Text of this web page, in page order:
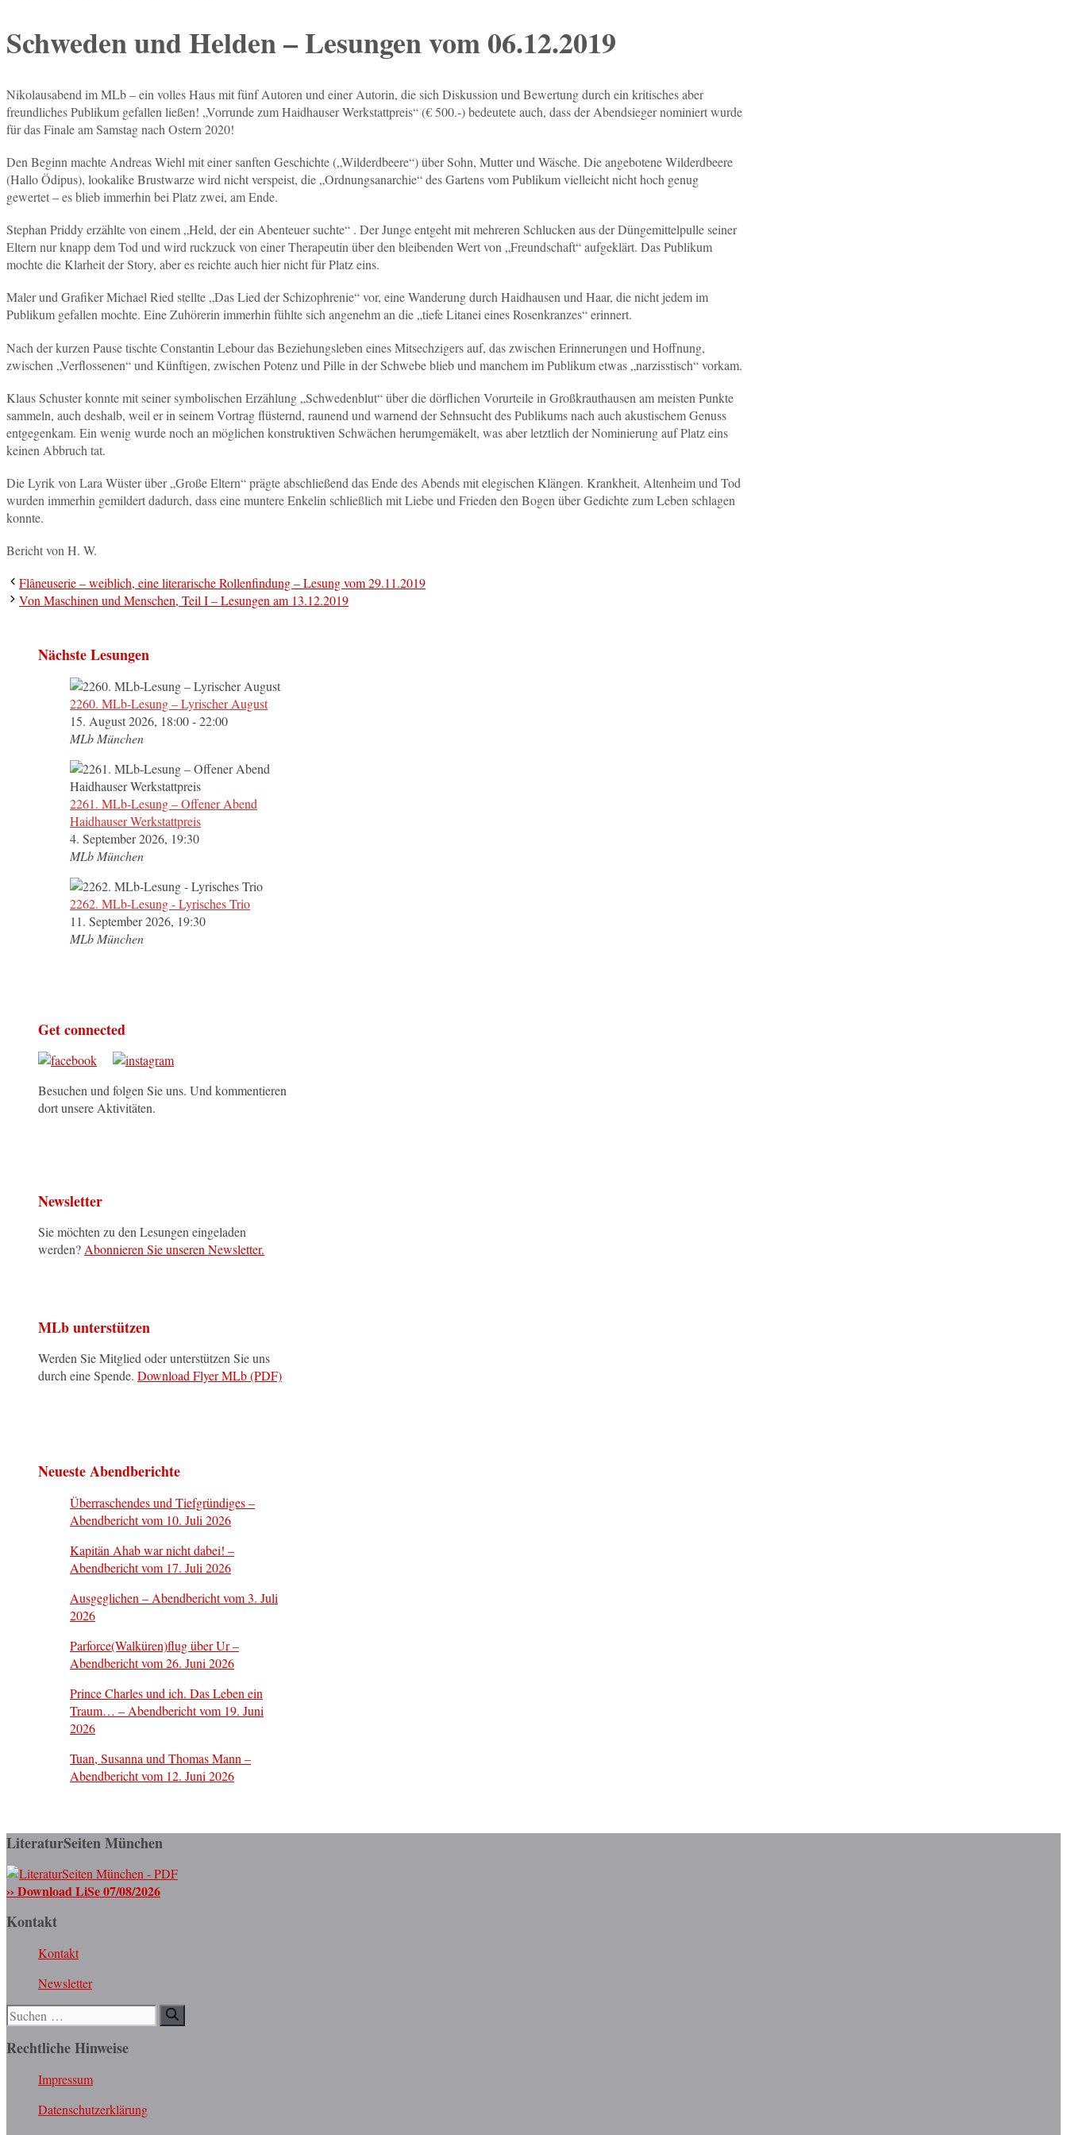
Schweden und Helden – Lesungen vom 06.12.2019
Nikolausabend im MLb – ein volles Haus mit fünf Autoren und einer Autorin, die sich Diskussion und Bewertung durch ein kritisches aber
freundliches Publikum gefallen ließen! „Vorrunde zum Haidhauser Werkstattpreis“ (€ 500.-) bedeutete auch, dass der Abendsieger nominiert wurde
für das Finale am Samstag nach Ostern 2020!
Den Beginn machte Andreas Wiehl mit einer sanften Geschichte („Wilderdbeere“) über Sohn, Mutter und Wäsche. Die angebotene Wilderdbeere
(Hallo Ödipus), lookalike Brustwarze wird nicht verspeist, die „Ordnungsanarchie“ des Gartens vom Publikum vielleicht nicht hoch genug
gewertet – es blieb immerhin bei Platz zwei, am Ende.
Stephan Priddy erzählte von einem „Held, der ein Abenteuer suchte“ . Der Junge entgeht mit mehreren Schlucken aus der Düngemittelpulle seiner
Eltern nur knapp dem Tod und wird ruckzuck von einer Therapeutin über den bleibenden Wert von „Freundschaft“ aufgeklärt. Das Publikum
mochte die Klarheit der Story, aber es reichte auch hier nicht für Platz eins.
Maler und Grafiker Michael Ried stellte „Das Lied der Schizophrenie“ vor, eine Wanderung durch Haidhausen und Haar, die nicht jedem im
Publikum gefallen mochte. Eine Zuhörerin immerhin fühlte sich angenehm an die „tiefe Litanei eines Rosenkranzes“ erinnert.
Nach der kurzen Pause tischte Constantin Lebour das Beziehungsleben eines Mitsechzigers auf, das zwischen Erinnerungen und Hoffnung,
zwischen „Verflossenen“ und Künftigen, zwischen Potenz und Pille in der Schwebe blieb und manchem im Publikum etwas „narzisstisch“ vorkam.
Klaus Schuster konnte mit seiner symbolischen Erzählung „Schwedenblut“ über die dörflichen Vorurteile in Großkrauthausen am meisten Punkte
sammeln, auch deshalb, weil er in seinem Vortrag flüsternd, raunend und warnend der Sehnsucht des Publikums nach auch akustischem Genuss
entgegenkam. Ein wenig wurde noch an möglichen konstruktiven Schwächen herumgemäkelt, was aber letztlich der Nominierung auf Platz eins
keinen Abbruch tat.
Die Lyrik von Lara Wüster über „Große Eltern“ prägte abschließend das Ende des Abends mit elegischen Klängen. Krankheit, Altenheim und Tod
wurden immerhin gemildert dadurch, dass eine muntere Enkelin schließlich mit Liebe und Frieden den Bogen über Gedichte zum Leben schlagen
konnte.
Bericht von H. W.
Flâneuserie – weiblich, eine literarische Rollenfindung – Lesung vom 29.11.2019
Von Maschinen und Menschen, Teil I – Lesungen am 13.12.2019
Nächste Lesungen
2260. MLb-Lesung – Lyrischer August
15. August 2026, 18:00 - 22:00
MLb München
2261. MLb-Lesung – Offener Abend
Haidhauser Werkstattpreis
4. September 2026, 19:30
MLb München
2262. MLb-Lesung - Lyrisches Trio
11. September 2026, 19:30
MLb München
Get connected
Besuchen und folgen Sie uns. Und kommentieren
dort unsere Aktivitäten.
Newsletter
Sie möchten zu den Lesungen eingeladen
werden?Abonnieren Sie unseren Newsletter.
MLb unterstützen
Werden Sie Mitglied oder unterstützen Sie uns
durch eine Spende. Download Flyer MLb (PDF)
Neueste Abendberichte
Überraschendes und Tiefgründiges –
Abendbericht vom 10. Juli 2026
Kapitän Ahab war nicht dabei! –
Abendbericht vom 17. Juli 2026
Ausgeglichen – Abendbericht vom 3. Juli
2026
Parforce(Walküren)flug über Ur –
Abendbericht vom 26. Juni 2026
Prince Charles und ich. Das Leben ein
Traum… – Abendbericht vom 19. Juni
2026
Tuan, Susanna und Thomas Mann –
Abendbericht vom 12. Juni 2026
LiteraturSeiten München
›› Download LiSe 07/08/2026
Kontakt
Kontakt
Newsletter
Suchen
nach:
Rechtliche Hinweise
Impressum
Datenschutzerklärung